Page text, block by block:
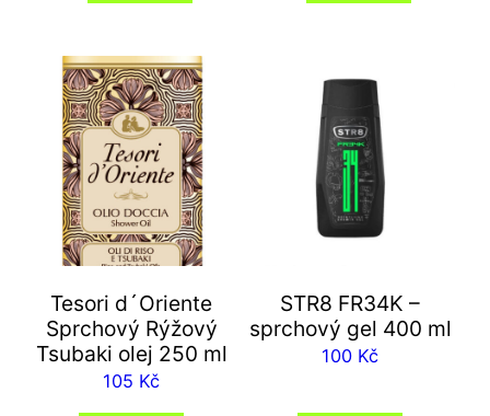
Tesori d´Oriente
Sprchový Rýžový
Tsubaki olej 250 ml
105 Kč
STR8 FR34K –
sprchový gel 400 ml
100 Kč